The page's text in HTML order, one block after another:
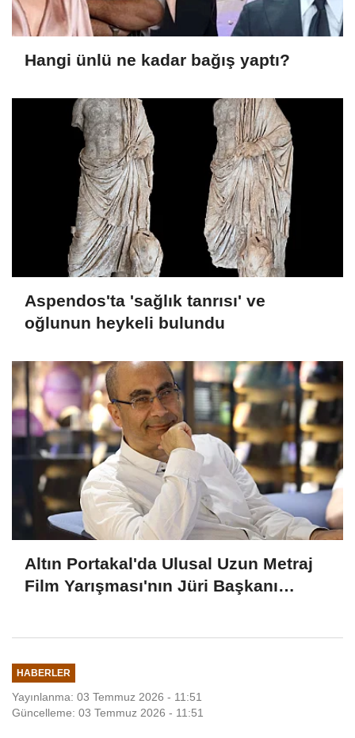
Hangi ünlü ne kadar bağış yaptı?
Aspendos'ta 'sağlık tanrısı' ve
oğlunun heykeli bulundu
Altın Portakal'da Ulusal Uzun Metraj
Film Yarışması'nın Jüri Başkanı
HABERLER
Yayınlanma: 03 Temmuz 2026 - 11:51
Güncelleme: 03 Temmuz 2026 - 11:51